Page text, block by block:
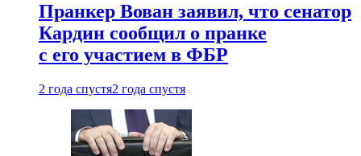
Пранкер Вован заявил, что сенатор
Кардин сообщил о пранке
с его участием в ФБР
2 года спустя2 года спустя